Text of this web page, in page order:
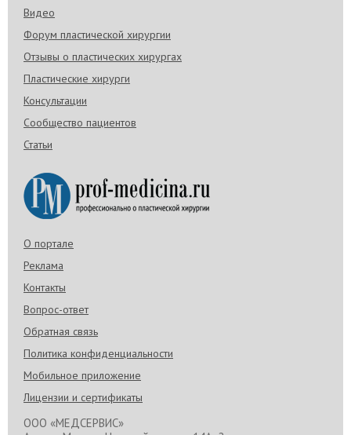
Видео
Форум пластической хирургии
Отзывы о пластических хирургах
Пластические хирурги
Консультации
Сообщество пациентов
Статьи
О портале
Реклама
Контакты
Вопрос-ответ
Обратная связь
Политика конфиденциальности
Мобильное приложение
Лицензии и сертификаты
ООО «МЕДСЕРВИС»